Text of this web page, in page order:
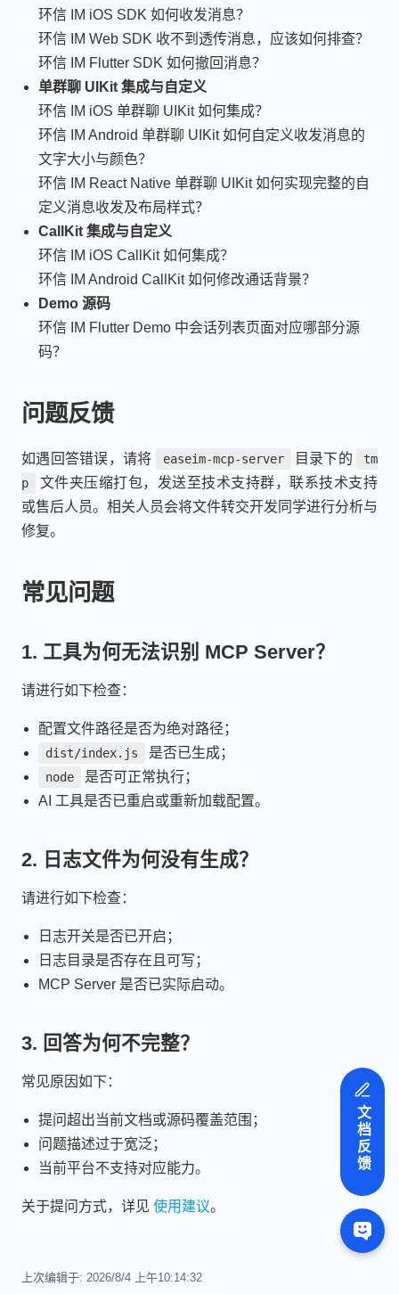
环信 IM iOS SDK 如何收发消息？
环信 IM Web SDK 收不到透传消息，应该如何排查？
环信 IM Flutter SDK 如何撤回消息？
单群聊 UIKit 集成与自定义
环信 IM iOS 单群聊 UIKit 如何集成？
环信 IM Android 单群聊 UIKit 如何自定义收发消息的
文字大小与颜色？
环信 IM React Native 单群聊 UIKit 如何实现完整的自
定义消息收发及布局样式？
CallKit 集成与自定义
环信 IM iOS CallKit 如何集成？
环信 IM Android CallKit 如何修改通话背景？
Demo 源码
环信 IM Flutter Demo 中会话列表页面对应哪部分源
码？
问题反馈
如遇回答错误，请将 easeim-mcp-server 目录下的
tm
p
文件夹压缩打包，发送至技术支持群，联系技术支持
或售后人员。相关人员会将文件转交开发同学进行分析与
修复。
常见问题
1. 工具为何无法识别 MCP Server？
请进行如下检查：
配置文件路径是否为绝对路径；
dist/index.js 是否已生成；
node
是否可正常执行；
AI 工具是否已重启或重新加载配置。
2. 日志文件为何没有生成？
请进行如下检查：
日志开关是否已开启；
日志目录是否存在且可写；
MCP Server 是否已实际启动。
3. 回答为何不完整？
常见原因如下：
提问超出当前文档或源码覆盖范围；
问题描述过于宽泛；
当前平台不支持对应能力。
关于提问方式，详见 使用建议。
上次编辑于: 2026/8/4 上午10:14:32
文档反馈